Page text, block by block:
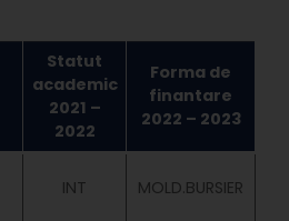
Statut
academic
2021 –
2022
Forma de
finantare
2022 – 2023
INT MOLD.BURSIER